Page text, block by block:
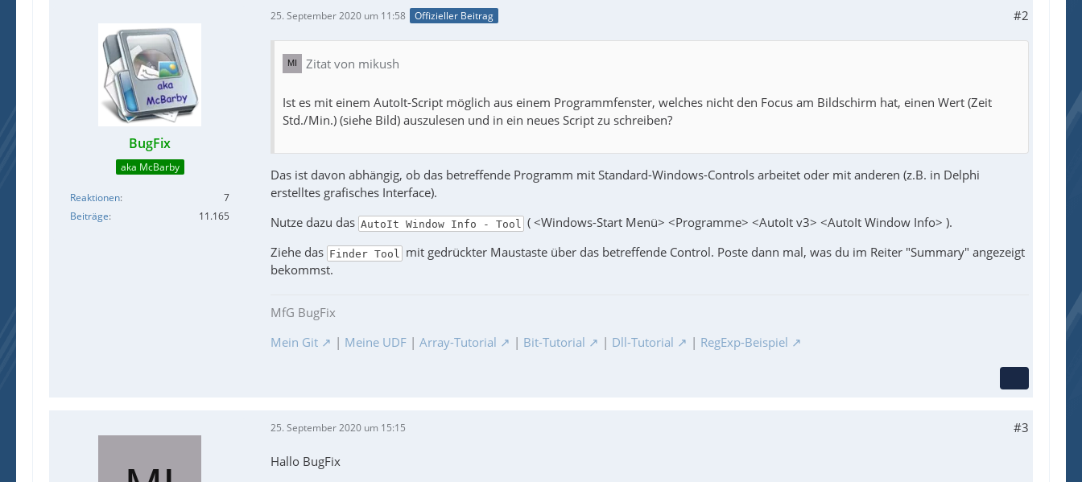
BugFix
aka McBarby
Reaktionen
7
Beiträge
11.165
25. September 2020 um 11:58 Offizieller Beitrag #2
Zitat von mikush
Ist es mit einem AutoIt-Script möglich aus einem Programmfenster, welches nicht den Focus am Bildschirm hat, einen Wert (Zeit
Std./Min.) (siehe Bild) auszulesen und in ein neues Script zu schreiben?
Das ist davon abhängig, ob das betreffende Programm mit Standard-Windows-Controls arbeitet oder mit anderen (z.B. in Delphi
erstelltes grafisches Interface).
Nutze dazu das AutoIt Window Info - Tool
( <Windows-Start Menü> <Programme> <AutoIt v3> <AutoIt Window Info> ).
Ziehe das Finder Tool
mit gedrückter Maustaste über das betreffende Control. Poste dann mal, was du im Reiter "Summary" angezeigt
bekommst.
MfG BugFix
Mein Git
| Meine UDF | Array-Tutorial | Bit-Tutorial | Dll-Tutorial | RegExp-Beispiel
25. September 2020 um 15:15 #3
Hallo BugFix